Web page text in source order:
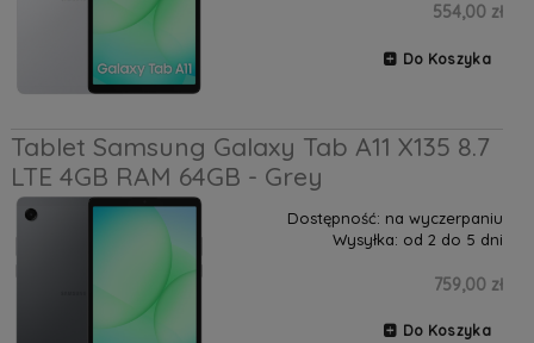
554,00 zł
Do Koszyka
Tablet Samsung Galaxy Tab A11 X135 8.7
LTE 4GB RAM 64GB - Grey
Dostępność: na wyczerpaniu
Wysyłka: od 2 do 5 dni
759,00 zł
Do Koszyka